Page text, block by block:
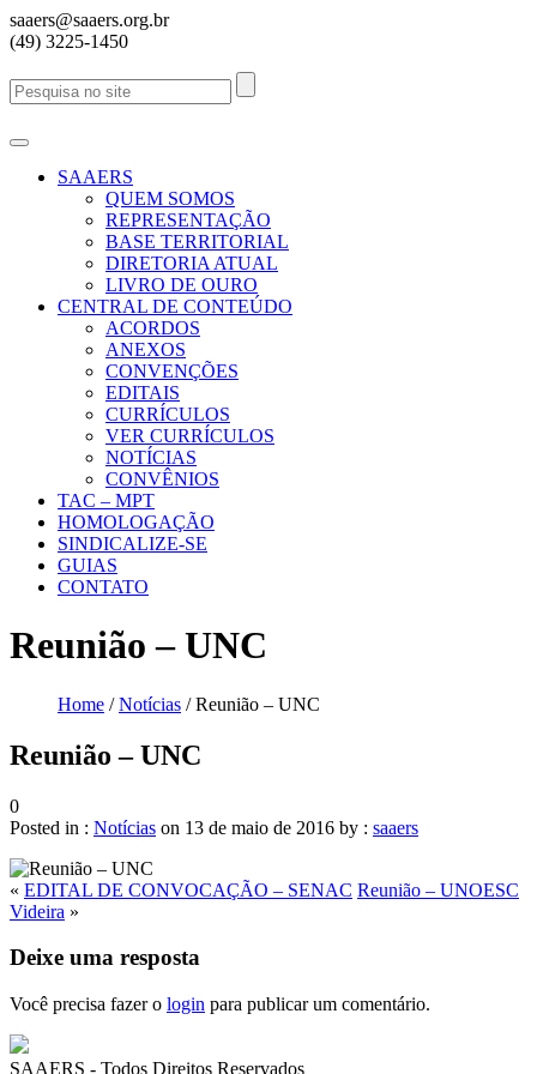
saaers@saaers.org.br
(49) 3225-1450
SAAERS
QUEM SOMOS
REPRESENTAÇÃO
BASE TERRITORIAL
DIRETORIA ATUAL
LIVRO DE OURO
CENTRAL DE CONTEÚDO
ACORDOS
ANEXOS
CONVENÇÕES
EDITAIS
CURRÍCULOS
VER CURRÍCULOS
NOTÍCIAS
CONVÊNIOS
TAC – MPT
HOMOLOGAÇÃO
SINDICALIZE-SE
GUIAS
CONTATO
Reunião – UNC
Home /Notícias / Reunião – UNC
Reunião – UNC
0
Posted in : Notícias on 13 de maio de 2016 by : saaers
« EDITAL DE CONVOCAÇÃO – SENAC Reunião – UNOESC
Videira »
Deixe uma resposta
Você precisa fazer o login para publicar um comentário.
SAAERS - Todos Direitos Reservados